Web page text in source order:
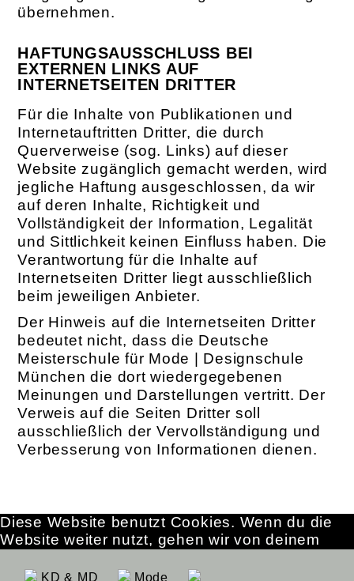
übernehmen.
HAFTUNGSAUSSCHLUSS BEI
EXTERNEN LINKS AUF
INTERNETSEITEN DRITTER
Für die Inhalte von Publikationen und
Internetauftritten Dritter, die durch
Querverweise (sog. Links) auf dieser
Website zugänglich gemacht werden, wird
jegliche Haftung ausgeschlossen, da wir
auf deren Inhalte, Richtigkeit und
Vollständigkeit der Information, Legalität
und Sittlichkeit keinen Einfluss haben. Die
Verantwortung für die Inhalte auf
Internetseiten Dritter liegt ausschließlich
beim jeweiligen Anbieter.
Der Hinweis auf die Internetseiten Dritter
bedeutet nicht, dass die Deutsche
Meisterschule für Mode | Designschule
München die dort wiedergegebenen
Meinungen und Darstellungen vertritt. Der
Verweis auf die Seiten Dritter soll
ausschließlich der Vervollständigung und
Verbesserung von Informationen dienen.
KD & MD Mode
Diese Website benutzt Cookies. Wenn du die
Website weiter nutzt, gehen wir von deinem